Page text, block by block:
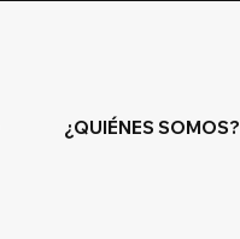
¿QUIÉNES SOMOS?